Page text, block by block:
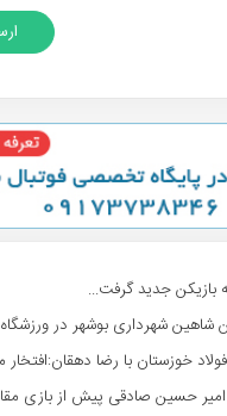
بازیکن جدید گرفت...
شاهین شهردارى بوشهر در
فولاد خوزستان با رضا
حسین صادقی پیش از بازی